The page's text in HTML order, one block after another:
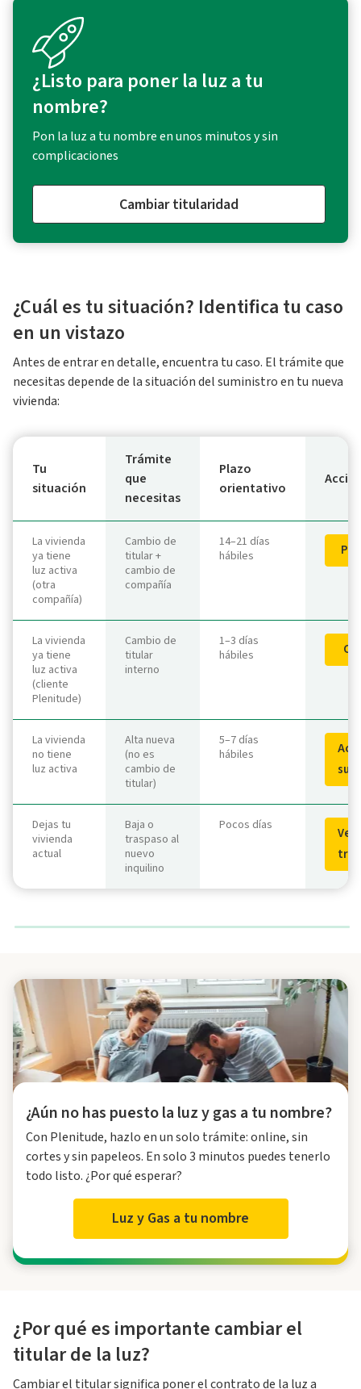
¿Listo para poner la luz a tu
nombre?
Pon la luz a tu nombre en unos minutos y sin
complicaciones
Cambiar titularidad
¿Cuál es tu situación? Identifica tu caso
en un vistazo
Antes de entrar en detalle, encuentra tu caso. El trámite que
necesitas depende de la situación del suministro en tu nueva
vivienda:
Tu
situación
Trámite
que
necesitas
Plazo
orientativo
La vivienda
ya tiene
luz activa
(otra
compañía)
Cambio de
titular +
cambio de
compañía
14–21 días
hábiles
La vivienda
ya tiene
luz activa
(cliente
Plenitude)
Cambio de
titular
interno
1–3 días
hábiles
La vivienda
no tiene
luz activa
Alta nueva
(no es
cambio de
titular)
5–7 días
hábiles
Dejas tu
vivienda
actual
Baja o
traspaso al
nuevo
inquilino
Pocos días
Ver
¿Aún no has puesto la luz y gas a tu nombre?
Con Plenitude, hazlo en un solo trámite: online, sin
cortes y sin papeleos. En solo 3 minutos puedes tenerlo
todo listo. ¿Por qué esperar?
Luz y Gas a tu nombre
¿Por qué es importante cambiar el
titular de la luz?
Cambiar el titular significa poner el contrato de la luz a